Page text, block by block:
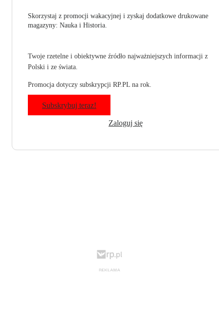
Skorzystaj z promocji wakacyjnej i zyskaj dodatkowe drukowane
magazyny: Nauka i Historia.
Twoje rzetelne i obiektywne źródło najważniejszych informacji z
Polski i ze świata.
Promocja dotyczy subskrypcji RP.PL na rok.
Subskrybuj teraz!
Zaloguj się